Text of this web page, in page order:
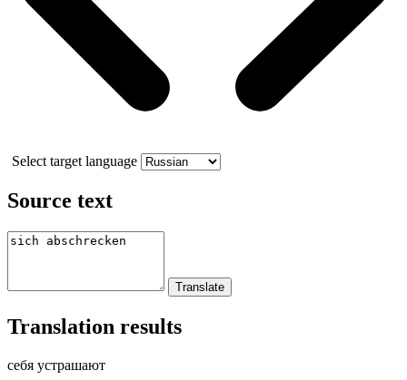
Select target language
Source text
Translation results
себя устрашают